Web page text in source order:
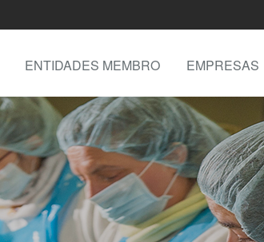
ENTIDADES MEMBRO EMPRESAS